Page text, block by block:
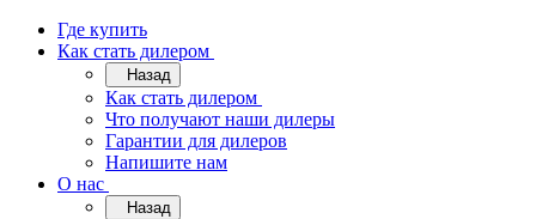
Где купить
Как стать дилером
Назад
Как стать дилером
Что получают наши дилеры
Гарантии для дилеров
Напишите нам
О нас
Назад